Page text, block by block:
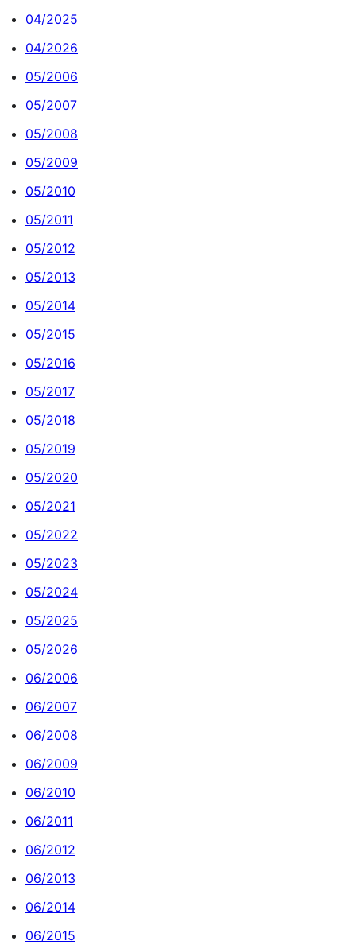
04/2025
04/2026
05/2006
05/2007
05/2008
05/2009
05/2010
05/2011
05/2012
05/2013
05/2014
05/2015
05/2016
05/2017
05/2018
05/2019
05/2020
05/2021
05/2022
05/2023
05/2024
05/2025
05/2026
06/2006
06/2007
06/2008
06/2009
06/2010
06/2011
06/2012
06/2013
06/2014
06/2015